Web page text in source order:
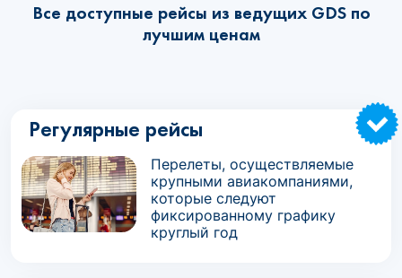
Все доступные рейсы из ведущих GDS по
лучшим ценам
Регулярные рейсы
Перелеты, осуществляемые
крупными авиакомпаниями,
которые следуют
фиксированному графику
круглый год